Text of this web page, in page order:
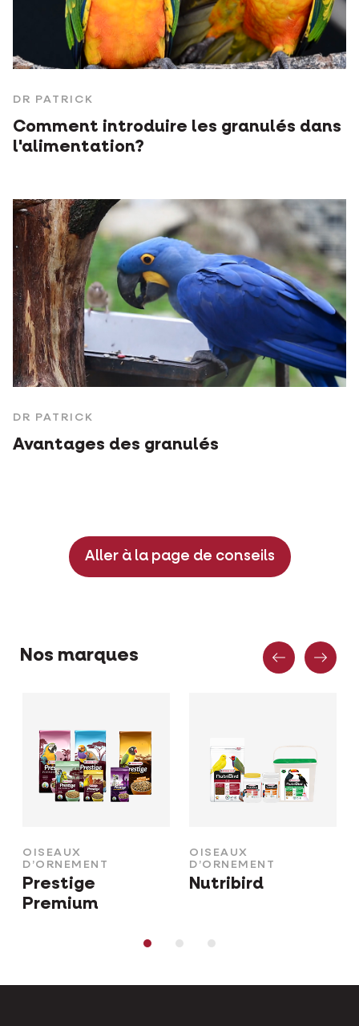
DR PATRICK
Comment introduire les granulés dans
l'alimentation?
DR PATRICK
Avantages des granulés
Aller à la page de conseils
Nos marques
OISEAUX
D’ORNEMENT
Prestige
Premium
OISEAUX
D’ORNEMENT
Nutribird